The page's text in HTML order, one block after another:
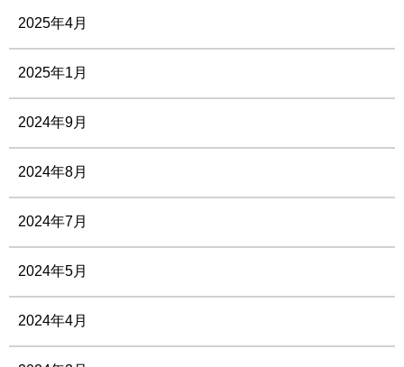
2025年4月
2025年1月
2024年9月
2024年8月
2024年7月
2024年5月
2024年4月